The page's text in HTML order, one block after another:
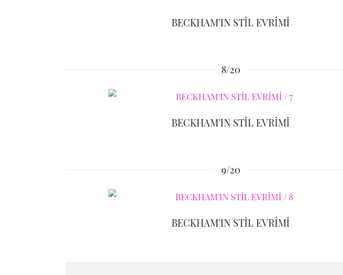
BECKHAM'IN STİL EVRİMİ
8/20
BECKHAM'IN STİL EVRİMİ
9/20
BECKHAM'IN STİL EVRİMİ